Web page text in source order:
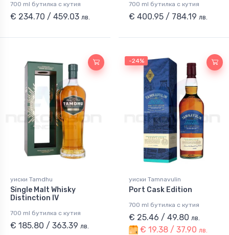
700 ml бутилка с кутия
€ 234.70 / 459.03 лв.
700 ml бутилка с кутия
€ 400.95 / 784.19 лв.
уиски Tamdhu
Single Malt Whisky
Distinction IV
700 ml бутилка с кутия
€ 185.80 / 363.39 лв.
-24%
уиски Tamnavulin
Port Cask Edition
700 ml бутилка с кутия
€ 25.46 / 49.80 лв.
€ 19.38 / 37.90 лв.